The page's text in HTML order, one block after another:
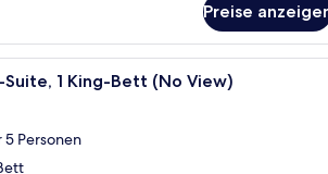
Preise
Ein Hotelzimmer mit einem
Suite, 1 King-Bett (No View)
5 Personen